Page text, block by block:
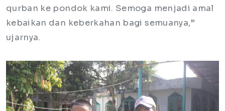
qurban ke pondok kami. Semoga menjadi amal
kebaikan dan keberkahan bagi semuanya,”
ujarnya.